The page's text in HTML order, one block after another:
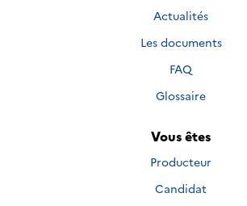
Actualités
Les documents
FAQ
Glossaire
Vous êtes
Producteur
Candidat